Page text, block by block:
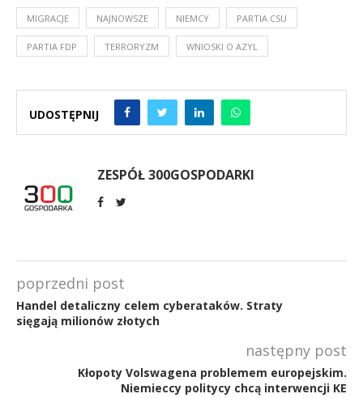
MIGRACJE NAJNOWSZE NIEMCY PARTIA CSU
PARTIA FDP TERRORYZM WNIOSKI O AZYL
UDOSTĘPNIJ
ZESPÓŁ 300GOSPODARKI
poprzedni post
Handel detaliczny celem cyberataków. Straty
sięgają milionów złotych
następny post
Kłopoty Volswagena problemem europejskim.
Niemieccy politycy chcą interwencji KE